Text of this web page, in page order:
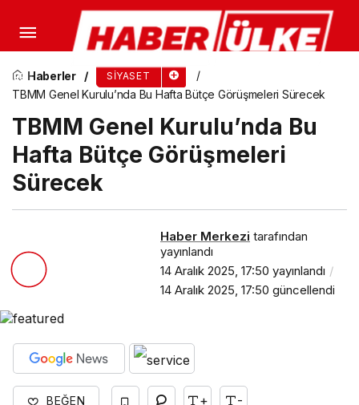
Haberler SIYASET
TBMM Genel Kurulu’nda Bu Hafta Bütçe Görüşmeleri Sürecek
TBMM Genel Kurulu’nda Bu
Hafta Bütçe Görüşmeleri
Sürecek
Haber Merkezi tarafından
yayınlandı
14 Aralık 2025, 17:50 yayınlandı
14 Aralık 2025, 17:50 güncellendi
BEĞEN + -
Eski Esenyurt Belediye Başkanı Prof. Dr. Ahmet
Özer’den Bahçeli’ye Barış Süreci Teşekkürü:
Zamanıdır”